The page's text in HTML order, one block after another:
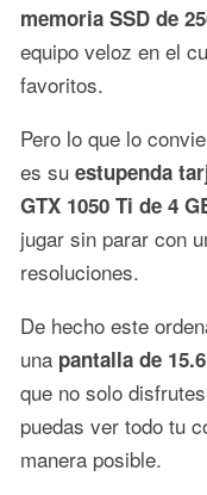
memoria SSD de
equipo veloz en el
favoritos.
Pero lo que lo
es su estupenda
GTX 1050 Ti de 4
jugar sin parar con
resoluciones.
De hecho este
una pantalla de
que no solo
puedas ver todo tu
manera posible.